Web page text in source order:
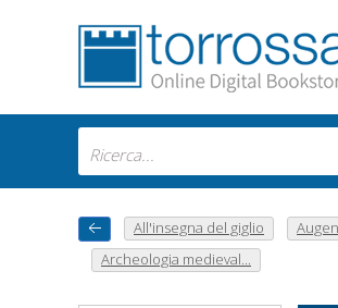
All'insegna del giglio
Archeologia medieval...